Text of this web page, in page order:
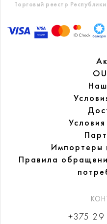
Торговый реестр
Импортеры
Правила
+375 29